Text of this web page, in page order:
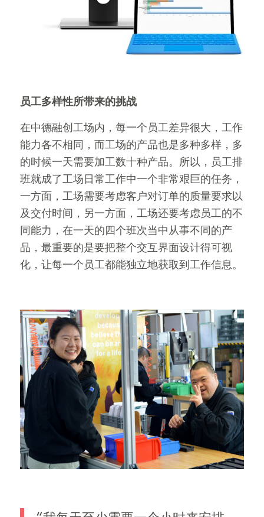
员工多样性所带来的挑战
在中德融创工场内，每一个员工差异很大，工作
能力各不相同，而工场的产品也是多种多样，多
的时候一天需要加工数十种产品。所以，员工排
班就成了工场日常工作中一个非常艰巨的任务，
一方面，工场需要考虑客户对订单的质量要求以
及交付时间，另一方面，工场还要考虑员工的不
同能力，在一天的四个班次当中从事不同的产
品，最重要的是要把整个交互界面设计得可视
化，让每一个员工都能独立地获取到工作信息。